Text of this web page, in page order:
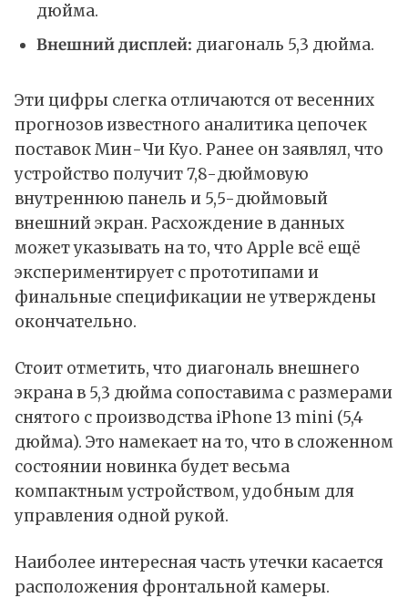
дюйма.
Внешний дисплей: диагональ 5,3 дюйма.​
Эти цифры слегка отличаются от весенних
прогнозов известного аналитика цепочек
поставок Мин-Чи Куо. Ранее он заявлял, что
устройство получит 7,8-дюймовую
внутреннюю панель и 5,5-дюймовый
внешний экран. Расхождение в данных
может указывать на то, что Apple всё ещё
экспериментирует с прототипами и
финальные спецификации не утверждены
окончательно.
Стоит отметить, что диагональ внешнего
экрана в 5,3 дюйма сопоставима с размерами
снятого с производства iPhone 13 mini (5,4
дюйма). Это намекает на то, что в сложенном
состоянии новинка будет весьма
компактным устройством, удобным для
управления одной рукой.
Наиболее интересная часть утечки касается
расположения фронтальной камеры.